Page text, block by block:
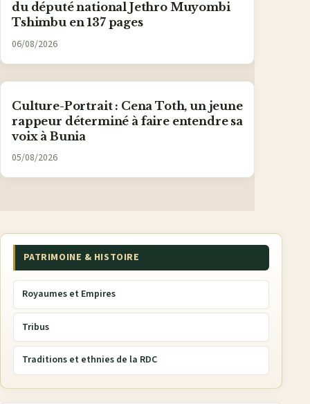
du député national Jethro Muyombi
Tshimbu en 137 pages
06/08/2026
Culture-Portrait : Cena Toth, un jeune
rappeur déterminé à faire entendre sa
voix à Bunia
05/08/2026
PATRIMOINE & HISTOIRE
Royaumes et Empires
Tribus
Traditions et ethnies de la RDC